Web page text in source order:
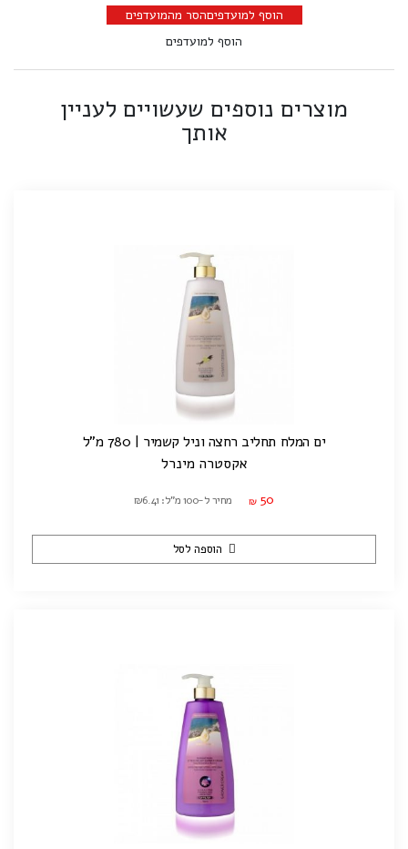
הוסף למועדפיםהסר מהמועדפים
הוסף למועדפים
מוצרים נוספים שעשויים לעניין
אותך
ים המלח תחליב רחצה וניל קשמיר | 780 מ"ל
אקסטרה מינרל
₪ 50 מחיר ל-100 מ"ל: ₪6.41
הוספה לסל